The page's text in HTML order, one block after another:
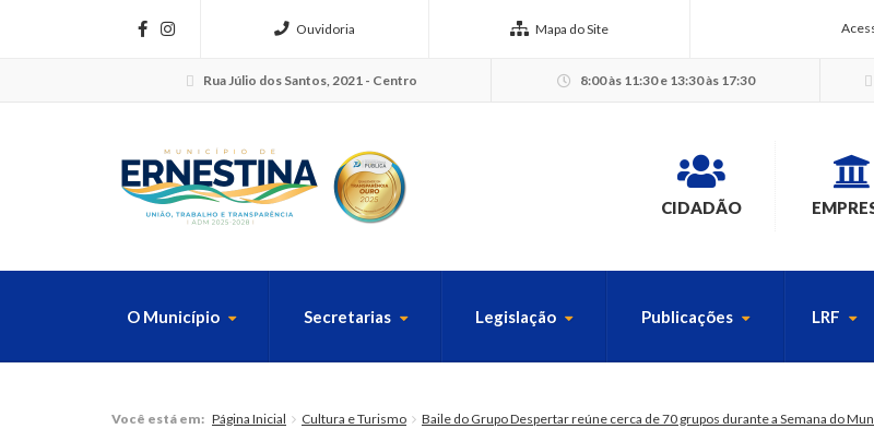
Ouvidoria Mapa do Site
Rua Júlio dos Santos, 2021 - Centro 8:00 às 11:30 e 13:30 às 17:30
CIDADÃO
O Município Secretarias Legislação Publicações LRF
Você está em: Página Inicial Cultura e Turismo Baile do Grupo Despertar reúne cerca de 70 grupos durante a Semana do